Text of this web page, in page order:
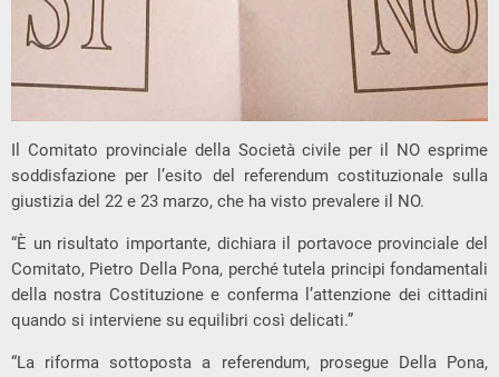
Il Comitato provinciale della Società civile per il NO esprime
soddisfazione per l’esito del referendum costituzionale sulla
giustizia del 22 e 23 marzo, che ha visto prevalere il NO.
“È un risultato importante, dichiara il portavoce provinciale del
Comitato, Pietro Della Pona, perché tutela principi fondamentali
della nostra Costituzione e conferma l’attenzione dei cittadini
quando si interviene su equilibri così delicati.”
“La riforma sottoposta a referendum, prosegue Della Pona,